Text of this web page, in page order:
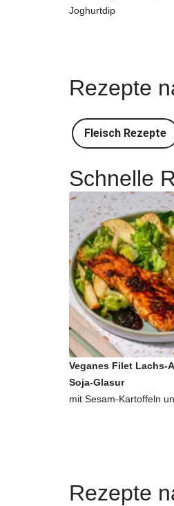
Joghurtdip
Rezepte
Fleisch Rezepte
Schnelle
Veganes Filet Lachs-
Soja-Glasur
mit Sesam-Kartoffeln
Rezepte